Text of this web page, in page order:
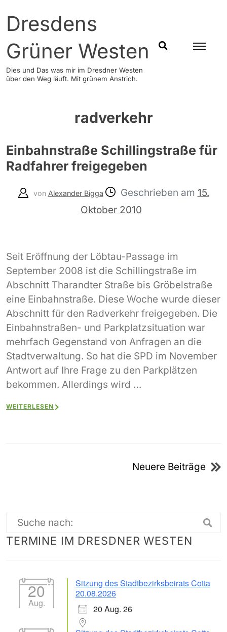
content
Dresdens
Grüner Westen
Dies und Das was mir im Dresdner Westen
über den Weg läuft. Mit grünem Anstrich.
SUCHEN
radverkehr
Einbahnstraße Schillingstraße für
Radfahrer freigegeben
von Alexander Bigga Geschrieben am 15.
Oktober 2010
Seit Eröffnung der Löbtau-Passage im
September 2008 ist die Schillingstraße im
Abschnitt Tharandter Straße bis Gröbelstraße
eine Einbahnstraße. Diese Woche wurde dieser
Abschnitt für den Radverkehr freigegeben. Die
Einbahnstraßen- und Parkplatzsituation war
mehrfach Gegenstand von Anfragen an die
Stadtverwaltung. So hat die SPD im November
Antwort auf Ihre Frage zu den Parkplätzen
bekommen. Allerdings wird …
WEITERLESEN
Neuere Beiträge
Suche
nach:
TERMINE IM DRESDNER WESTEN
20
Aug.
Sitzung des Stadtbezirksbeirats Cotta
20.08.2026
20 Aug. 26